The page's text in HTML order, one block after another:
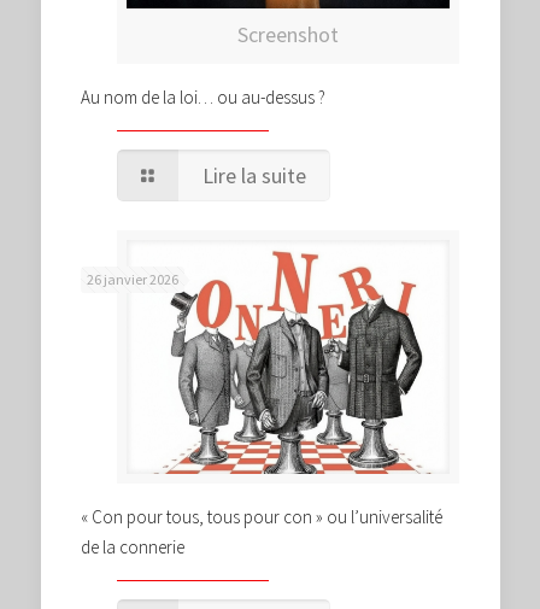
Screenshot
Au nom de la loi… ou au-dessus ?
Lire la suite
26 janvier 2026
« Con pour tous, tous pour con » ou l’universalité
de la connerie